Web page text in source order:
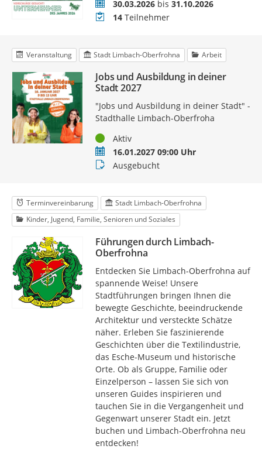
Zeitraum30.03.2026bis 31.10.2026
Teilnehmer
14Teilnehmer
Veranstaltung Stadt Limbach-Oberfrohna Arbeit
Jobs und Ausbildung in deiner
Stadt 2027
"Jobs und Ausbildung in deiner Stadt" -
Stadthalle Limbach-Oberfroha
StatusAktiv
Termin16.01.2027 09:00 Uhr
Buchungsstatus
Ausgebucht
Terminvereinbarung
Stadt Limbach-Oberfrohna
Kinder, Jugend, Familie, Senioren und Soziales
Führungen durch Limbach-
Oberfrohna
Entdecken Sie Limbach-Oberfrohna auf
spannende Weise! Unsere
Stadtführungen bringen Ihnen die
bewegte Geschichte, beeindruckende
Architektur und versteckte Schätze
näher. Erleben Sie faszinierende
Geschichten über die Textilindustrie,
das Esche-Museum und historische
Orte. Ob als Gruppe, Familie oder
Einzelperson – lassen Sie sich von
unseren Guides inspirieren und
tauchen Sie in die Vergangenheit und
Gegenwart unserer Stadt ein. Jetzt
buchen und Limbach-Oberfrohna neu
entdecken!